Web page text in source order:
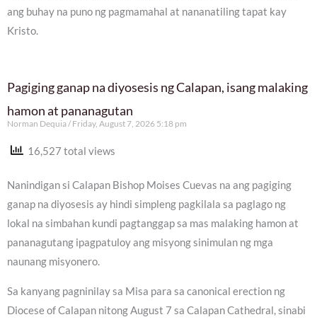
ang buhay na puno ng pagmamahal at nananatiling tapat kay
Kristo.
Pagiging ganap na diyosesis ng Calapan, isang malaking
hamon at pananagutan
Norman Dequia Friday, August 7, 2026 5:18 pm
16,527 total views
Nanindigan si Calapan Bishop Moises Cuevas na ang pagiging
ganap na diyosesis ay hindi simpleng pagkilala sa paglago ng
lokal na simbahan kundi pagtanggap sa mas malaking hamon at
pananagutang ipagpatuloy ang misyong sinimulan ng mga
naunang misyonero.
Sa kanyang pagninilay sa Misa para sa canonical erection ng
Diocese of Calapan nitong August 7 sa Calapan Cathedral, sinabi